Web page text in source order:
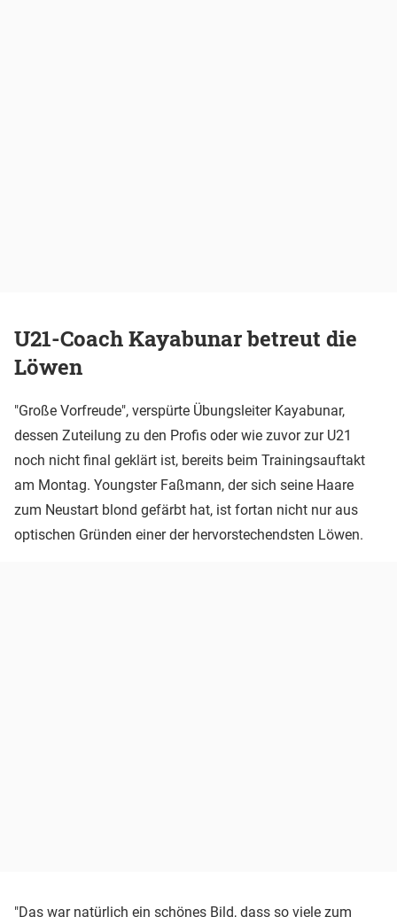
U21-Coach Kayabunar betreut die
Löwen
"Große Vorfreude", verspürte Übungsleiter Kayabunar,
dessen Zuteilung zu den Profis oder wie zuvor zur U21
noch nicht final geklärt ist, bereits beim Trainingsauftakt
am Montag. Youngster Faßmann, der sich seine Haare
zum Neustart blond gefärbt hat, ist fortan nicht nur aus
optischen Gründen einer der hervorstechendsten Löwen.
"Das war natürlich ein schönes Bild, dass so viele zum